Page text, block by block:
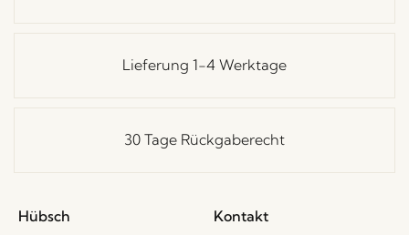
Lieferung 1-4 Werktage
30 Tage Rückgaberecht
Hübsch
Kontakt